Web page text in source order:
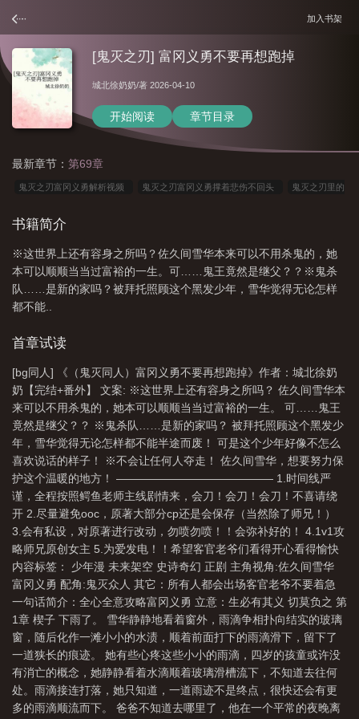
加入书架
[鬼灭之刃] 富冈义勇不要再想跑掉
城北徐奶奶/著 2026-04-10
开始阅读 章节目录
最新章节： 第69章
鬼灭之刃富冈义勇解析视频 鬼灭之刃富冈义勇撑着悲伤不回头 鬼灭之刃里的
之刃富冈义勇不是水柱?
爱瞬间 鬼灭之刃富冈义勇官配是谁 鬼灭之刃里面的富冈义勇 鬼灭之刃富冈
义勇最后怎么了 鬼灭之刃中的富冈义勇解说 富冈义勇 鬼灭之刃富冈义勇搞
笑视频大全
害吗 鬼灭之刃富冈义勇结局杀了什么鬼
刃富冈义勇死了吗? 鬼灭之刃富冈义勇强吗 鬼灭之刃里的富冈义勇 鬼灭之
刃富冈义勇说过的话 鬼灭之刃的富冈义勇 鬼灭之刃富冈义勇打赢受了重伤不
肯
书籍简介
※这世界上还有容身之所吗？佐久间雪华本来可以不用杀鬼的，她
本可以顺顺当当过富裕的一生。可……鬼王竟然是继父？？※鬼杀
队……是新的家吗？被拜托照顾这个黑发少年，雪华觉得无论怎样
都不能..
首章试读
[bg同人] 《（鬼灭同人）富冈义勇不要再想跑掉》作者：城北徐奶
奶【完结+番外】 文案: ※这世界上还有容身之所吗？ 佐久间雪华本
来可以不用杀鬼的，她本可以顺顺当当过富裕的一生。 可……鬼王
竟然是继父？？ ※鬼杀队……是新的家吗？ 被拜托照顾这个黑发少
年，雪华觉得无论怎样都不能半途而废！ 可是这个少年好像不怎么
喜欢说话的样子！ ※不会让任何人夺走！ 佐久间雪华，想要努力保
护这个温暖的地方！ —————————————— 1.时间线严
谨，全程按照鳄鱼老师主线剧情来，会刀！会刀！会刀！不喜请绕
开 2.尽量避免ooc，原著大部分cp还是会保存（当然除了师兄！）
3.会有私设，对原著进行改动，勿喷勿喷！！会弥补好的！ 4.1v1攻
略师兄原创女主 5.为爱发电！！希望客官老爷们看得开心看得愉快
内容标签： 少年漫 未来架空 史诗奇幻 正剧 主角视角:佐久间雪华
富冈义勇 配角:鬼灭众人 其它：所有人都会出场客官老爷不要着急
一句话简介：全心全意攻略富冈义勇 立意：生必有其义 切莫负之 第
1章 楔子 下雨了。 雪华静静地看着窗外，雨滴争相扑向结实的玻璃
窗，随后化作一滩小小的水渍，顺着前面打下的雨滴滑下，留下了
一道狭长的痕迹。 她有些心疼这些小小的雨滴，四岁的孩童或许没
有消亡的概念，她静静看着水滴顺着玻璃滑槽流下，不知道去往何
处。雨滴接连打落，她只知道，一道雨迹不是终点，很快还会有更
多的雨滴顺流而下。 爸爸不知道去哪里了，他在一个平常的夜晚离